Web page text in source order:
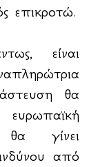
επικροτώ.
είναι
θα
γίνει
από